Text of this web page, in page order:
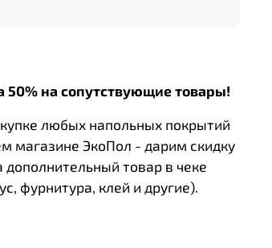
50% на сопутствующие товары!
любых напольных покрытий
магазине ЭкоПол - дарим скидку
дополнительный товар в чеке
фурнитура, клей и другие).